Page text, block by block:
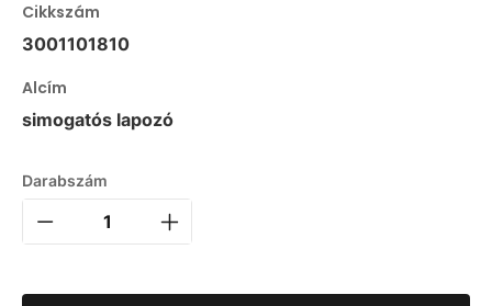
Cikkszám
3001101810
Alcím
simogatós lapozó
Darabszám